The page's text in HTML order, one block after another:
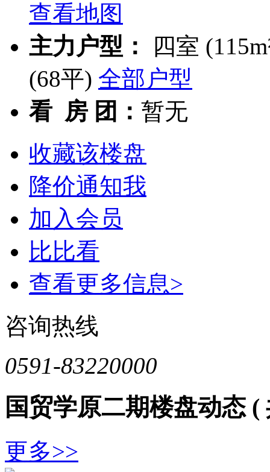
查看地图
主力户型：
四室
(68平) 全部户型
看 房 团： 暂无
收藏该楼盘
降价通知我
加入会员
比比看
查看更多信息>
咨询热线
0591-83220000
国贸学原二期楼盘动态 (
更多>>